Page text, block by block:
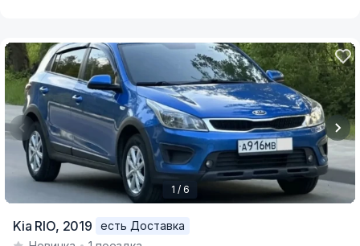
1 / 6
Kia RIO, 2019
есть Доставка